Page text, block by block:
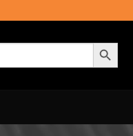
BOTÓN DE BÚSQUEDA